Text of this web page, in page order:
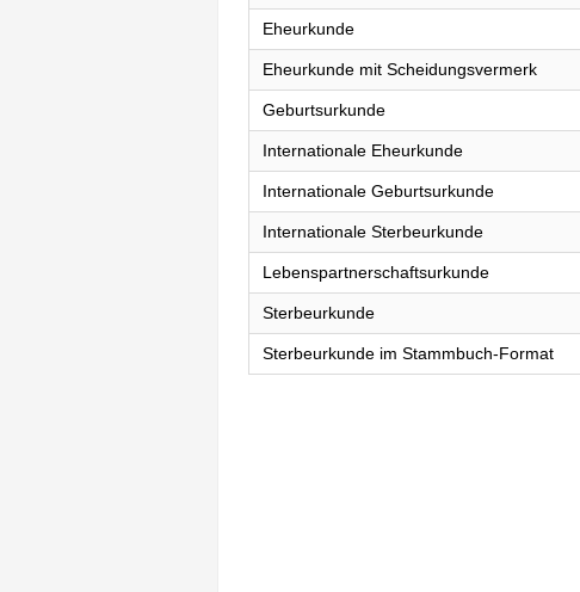
Eheurkunde
Eheurkunde mit Scheidungsvermerk
Geburtsurkunde
Internationale Eheurkunde
Internationale Geburtsurkunde
Internationale Sterbeurkunde
Lebenspartnerschaftsurkunde
Sterbeurkunde
Sterbeurkunde im Stammbuch-Format